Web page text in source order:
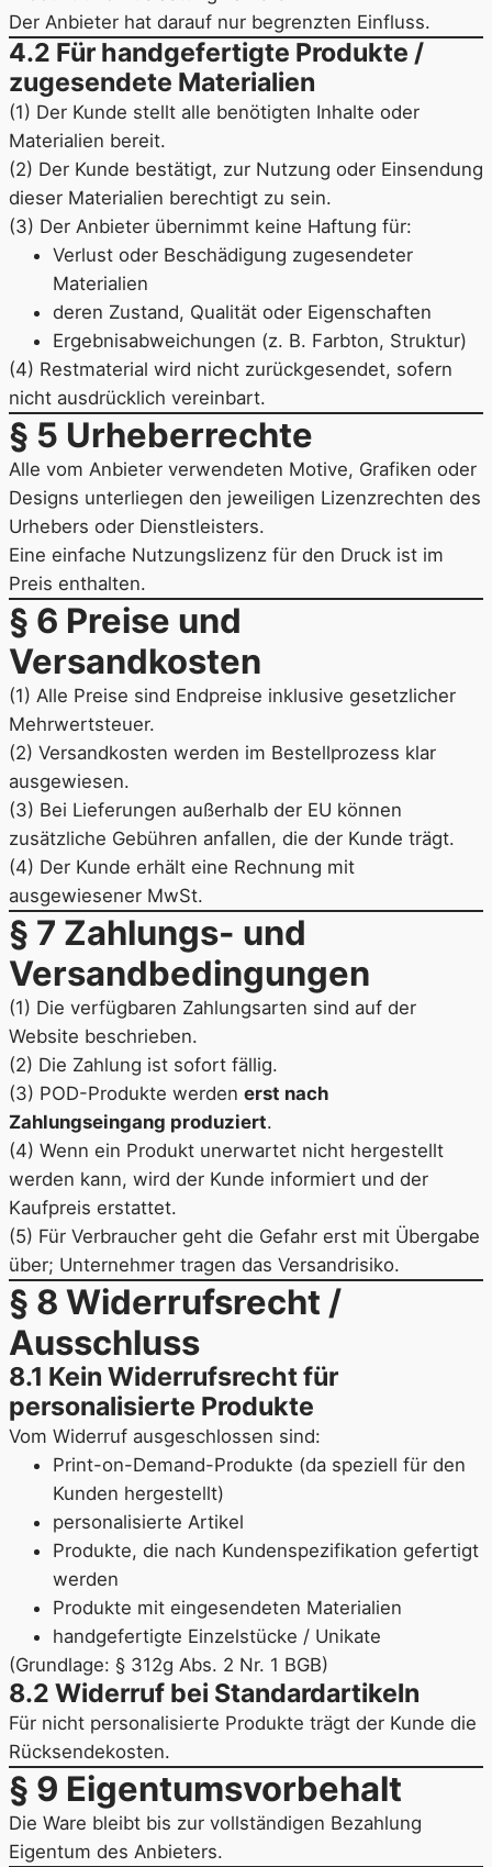
Der Anbieter hat darauf nur begrenzten Einfluss.
4.2 Für handgefertigte Produkte /
zugesendete Materialien
(1) Der Kunde stellt alle benötigten Inhalte oder
Materialien bereit.
(2) Der Kunde bestätigt, zur Nutzung oder Einsendung
dieser Materialien berechtigt zu sein.
(3) Der Anbieter übernimmt keine Haftung für:
Verlust oder Beschädigung zugesendeter
Materialien
deren Zustand, Qualität oder Eigenschaften
Ergebnisabweichungen (z. B. Farbton, Struktur)
(4) Restmaterial wird nicht zurückgesendet, sofern
nicht ausdrücklich vereinbart.
§ 5 Urheberrechte
Alle vom Anbieter verwendeten Motive, Grafiken oder
Designs unterliegen den jeweiligen Lizenzrechten des
Urhebers oder Dienstleisters.
Eine einfache Nutzungslizenz für den Druck ist im
Preis enthalten.
§ 6 Preise und
Versandkosten
(1) Alle Preise sind Endpreise inklusive gesetzlicher
Mehrwertsteuer.
(2) Versandkosten werden im Bestellprozess klar
ausgewiesen.
(3) Bei Lieferungen außerhalb der EU können
zusätzliche Gebühren anfallen, die der Kunde trägt.
(4) Der Kunde erhält eine Rechnung mit
ausgewiesener MwSt.
§ 7 Zahlungs- und
Versandbedingungen
(1) Die verfügbaren Zahlungsarten sind auf der
Website beschrieben.
(2) Die Zahlung ist sofort fällig.
(3) POD-Produkte werden erst nach
Zahlungseingang produziert.
(4) Wenn ein Produkt unerwartet nicht hergestellt
werden kann, wird der Kunde informiert und der
Kaufpreis erstattet.
(5) Für Verbraucher geht die Gefahr erst mit Übergabe
über; Unternehmer tragen das Versandrisiko.
§ 8 Widerrufsrecht /
Ausschluss
8.1 Kein Widerrufsrecht für
personalisierte Produkte
Vom Widerruf ausgeschlossen sind:
Print-on-Demand-Produkte (da speziell für den
Kunden hergestellt)
personalisierte Artikel
Produkte, die nach Kundenspezifikation gefertigt
werden
Produkte mit eingesendeten Materialien
handgefertigte Einzelstücke / Unikate
(Grundlage: § 312g Abs. 2 Nr. 1 BGB)
8.2 Widerruf bei Standardartikeln
Für nicht personalisierte Produkte trägt der Kunde die
Rücksendekosten.
§ 9 Eigentumsvorbehalt
Die Ware bleibt bis zur vollständigen Bezahlung
Eigentum des Anbieters.